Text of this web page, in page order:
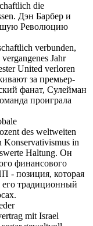
die
Дэн Барбер и
Революцию
verbunden,
Jahr
United verloren
за премьер-
фанат, Сулейман
проиграла
des weltweiten
Konservativismus in
Haltung. Он
финансового
- позиция, которая
его традиционный
mit Israel